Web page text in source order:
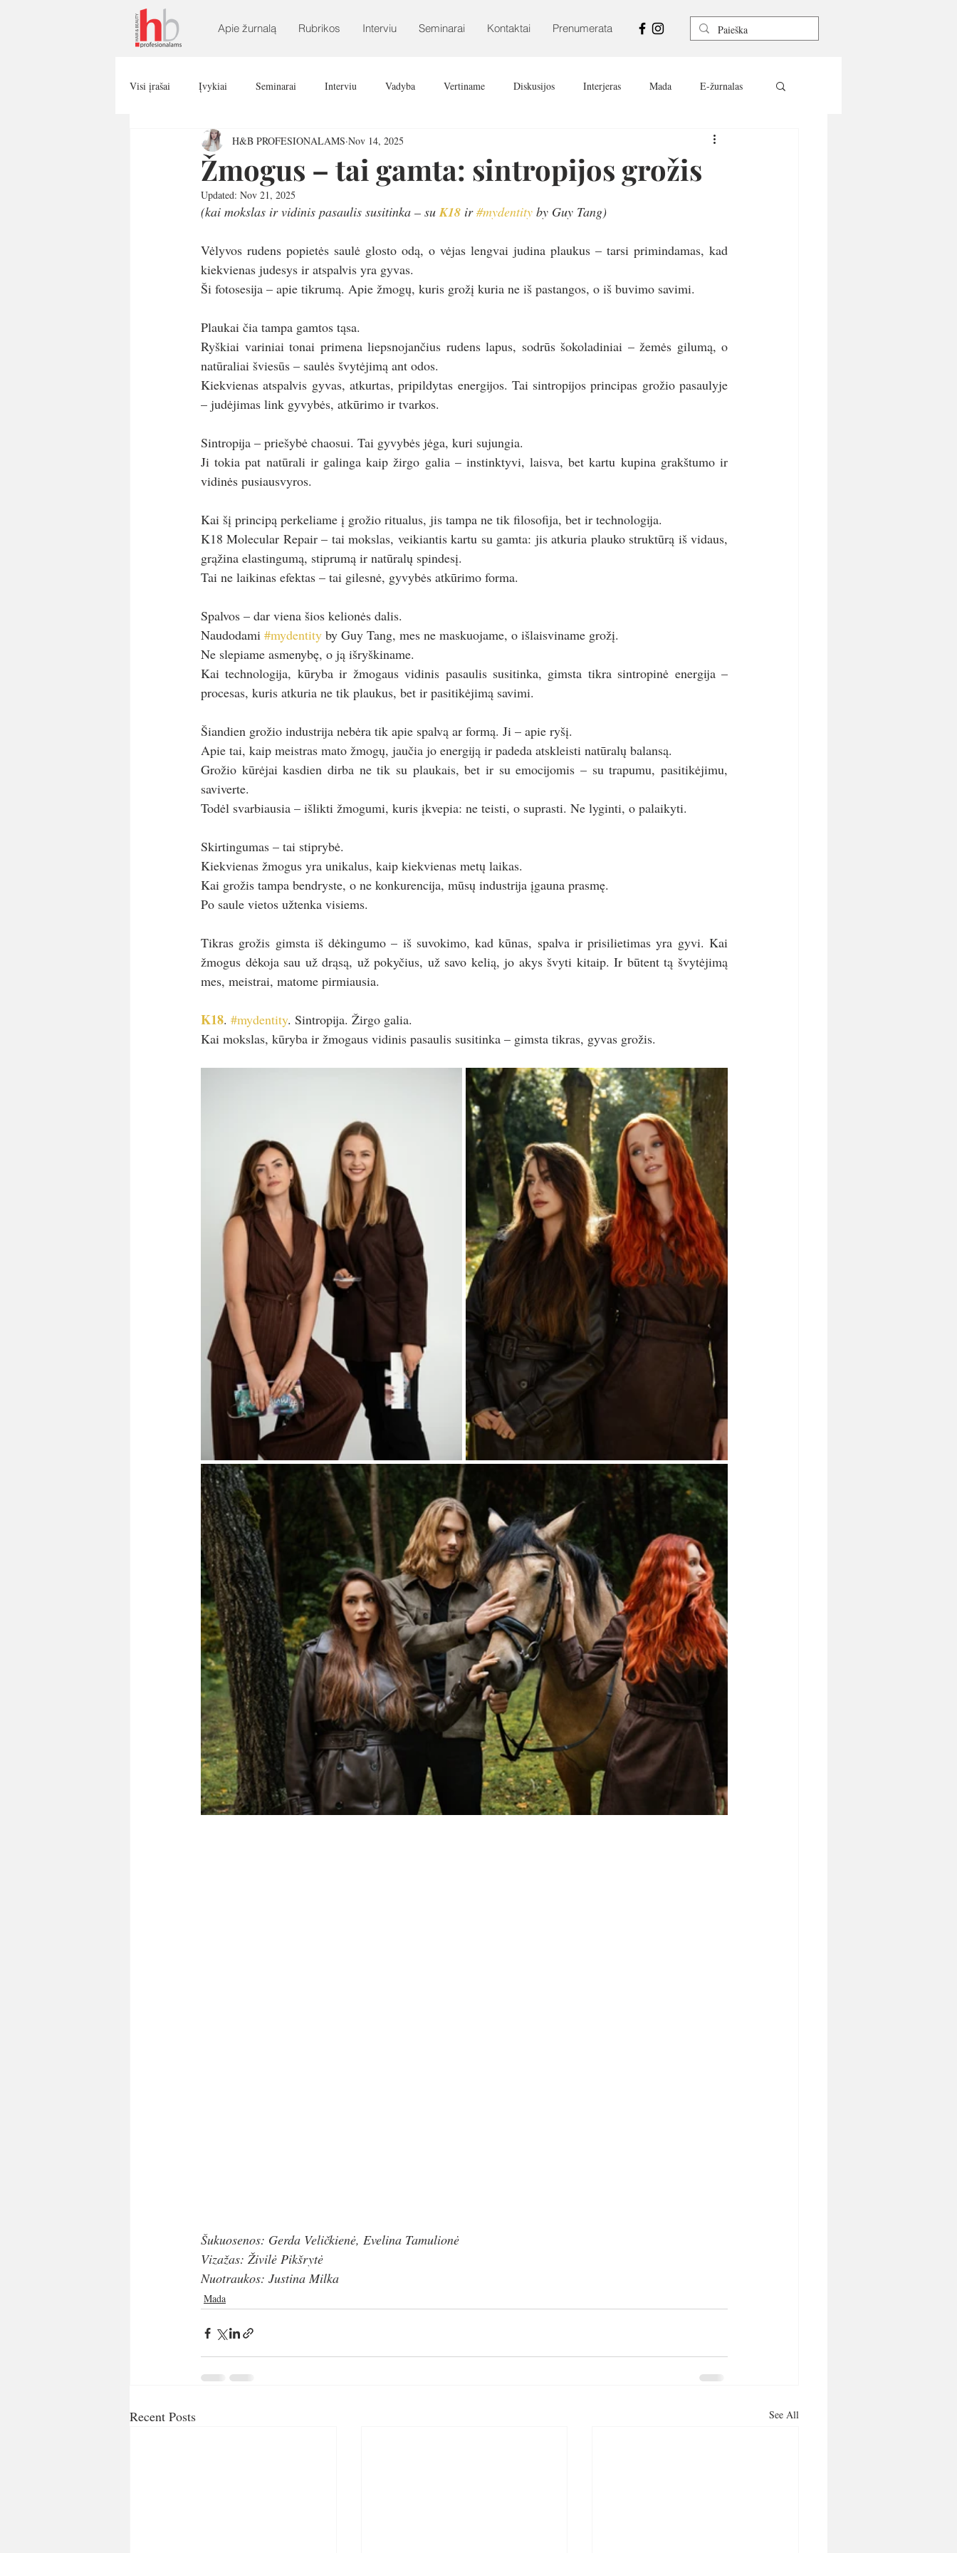
Apie žurnalą Rubrikos Interviu Seminarai Kontaktai Prenumerata
Visi įrašai Įvykiai Seminarai Interviu Vadyba Vertiname Diskusijos Interjeras Mada E-žurnalas
Žmogus – tai gamta: sintropijos grožis
H&B PROFESIONALAMS Nov 14, 2025
Updated: Nov 21, 2025
(kai mokslas ir vidinis pasaulis susitinka – su K18 ir #mydentity by Guy Tang)
Vėlyvos rudens popietės saulė glosto odą, o vėjas lengvai judina plaukus – tarsi primindamas, kad
kiekvienas judesys ir atspalvis yra gyvas.
Ši fotosesija – apie tikrumą. Apie žmogų, kuris grožį kuria ne iš pastangos, o iš buvimo savimi.
Plaukai čia tampa gamtos tąsa.
Ryškiai variniai tonai primena liepsnojančius rudens lapus, sodrūs šokoladiniai – žemės gilumą, o
natūraliai šviesūs – saulės švytėjimą ant odos.
Kiekvienas atspalvis gyvas, atkurtas, pripildytas energijos. Tai sintropijos principas grožio pasaulyje
– judėjimas link gyvybės, atkūrimo ir tvarkos.
Sintropija – priešybė chaosui. Tai gyvybės jėga, kuri sujungia.
Ji tokia pat natūrali ir galinga kaip žirgo galia – instinktyvi, laisva, bet kartu kupina grakštumo ir
vidinės pusiausvyros.
Kai šį principą perkeliame į grožio ritualus, jis tampa ne tik filosofija, bet ir technologija.
K18 Molecular Repair – tai mokslas, veikiantis kartu su gamta: jis atkuria plauko struktūrą iš vidaus,
grąžina elastingumą, stiprumą ir natūralų spindesį.
Tai ne laikinas efektas – tai gilesnė, gyvybės atkūrimo forma.
Spalvos – dar viena šios kelionės dalis.
Naudodami #mydentity by Guy Tang, mes ne maskuojame, o išlaisviname grožį.
Ne slepiame asmenybę, o ją išryškiname.
Kai technologija, kūryba ir žmogaus vidinis pasaulis susitinka, gimsta tikra sintropinė energija –
procesas, kuris atkuria ne tik plaukus, bet ir pasitikėjimą savimi.
Šiandien grožio industrija nebėra tik apie spalvą ar formą. Ji – apie ryšį.
Apie tai, kaip meistras mato žmogų, jaučia jo energiją ir padeda atskleisti natūralų balansą.
Grožio kūrėjai kasdien dirba ne tik su plaukais, bet ir su emocijomis – su trapumu, pasitikėjimu,
saviverte.
Todėl svarbiausia – išlikti žmogumi, kuris įkvepia: ne teisti, o suprasti. Ne lyginti, o palaikyti.
Skirtingumas – tai stiprybė.
Kiekvienas žmogus yra unikalus, kaip kiekvienas metų laikas.
Kai grožis tampa bendryste, o ne konkurencija, mūsų industrija įgauna prasmę.
Po saule vietos užtenka visiems.
Tikras grožis gimsta iš dėkingumo – iš suvokimo, kad kūnas, spalva ir prisilietimas yra gyvi. Kai
žmogus dėkoja sau už drąsą, už pokyčius, už savo kelią, jo akys švyti kitaip. Ir būtent tą švytėjimą
mes, meistrai, matome pirmiausia.
K18. #mydentity. Sintropija. Žirgo galia.
Kai mokslas, kūryba ir žmogaus vidinis pasaulis susitinka – gimsta tikras, gyvas grožis.
Šukuosenos: Gerda Veličkienė, Evelina Tamulionė
Vizažas: Živilė Pikšrytė
Nuotraukos: Justina Milka
Mada
Recent Posts See All